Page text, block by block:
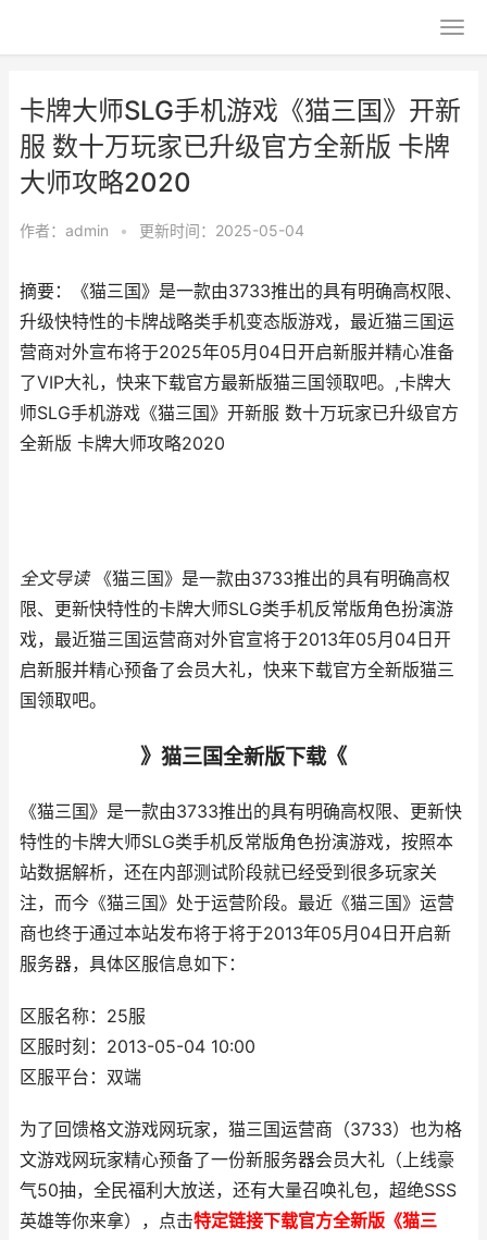
卡牌大师SLG手机游戏《猫三国》开新
服 数十万玩家已升级官方全新版 卡牌
大师攻略2020
作者： admin • 更新时间：2025-05-04
摘要：《猫三国》是一款由3733推出的具有明确高权限、
升级快特性的卡牌战略类手机变态版游戏，最近猫三国运
营商对外宣布将于2025年05月04日开启新服并精心准备
了VIP大礼，快来下载官方最新版猫三国领取吧。,卡牌大
师SLG手机游戏《猫三国》开新服 数十万玩家已升级官方
全新版 卡牌大师攻略2020
全文导读《猫三国》是一款由3733推出的具有明确高权
限、更新快特性的卡牌大师SLG类手机反常版角色扮演游
戏，最近猫三国运营商对外官宣将于2013年05月04日开
启新服并精心预备了会员大礼，快来下载官方全新版猫三
国领取吧。
》猫三国全新版下载《
《猫三国》是一款由3733推出的具有明确高权限、更新快
特性的卡牌大师SLG类手机反常版角色扮演游戏，按照本
站数据解析，还在内部测试阶段就已经受到很多玩家关
注，而今《猫三国》处于运营阶段。最近《猫三国》运营
商也终于通过本站发布将于将于2013年05月04日开启新
服务器，具体区服信息如下：
区服名称：25服
区服时刻：2013-05-04 10:00
区服平台：双端
为了回馈格文游戏网玩家，猫三国运营商（3733）也为格
文游戏网玩家精心预备了一份新服务器会员大礼（上线豪
气50抽，全民福利大放送，还有大量召唤礼包，超绝SSS
英雄等你来拿），点击特定链接下载官方全新版《猫三